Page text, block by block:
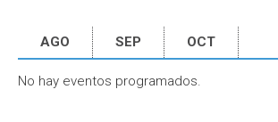
AGO SEP OCT
No hay eventos programados.